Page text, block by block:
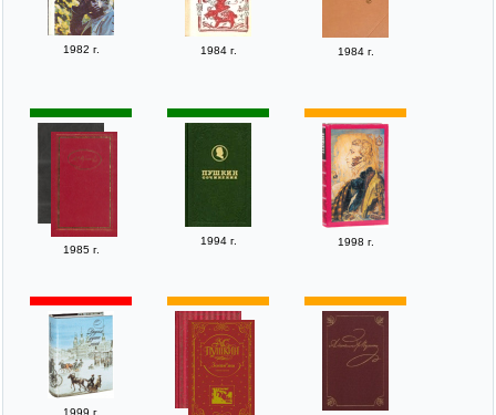
1982 г. 1984 г. 1984 г.
1985 г.
1994 г. 1998 г.
1999 г.